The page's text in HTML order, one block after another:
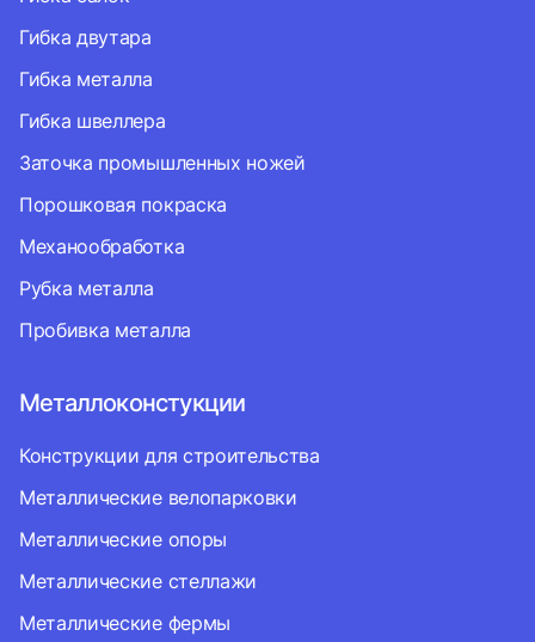
Гибка двутара
Гибка металла
Гибка швеллера
Заточка промышленных ножей
Порошковая покраска
Механообработка
Рубка металла
Пробивка металла
Металлоконстукции
Конструкции для строительства
Металлические велопарковки
Металлические опоры
Металлические стеллажи
Металлические фермы